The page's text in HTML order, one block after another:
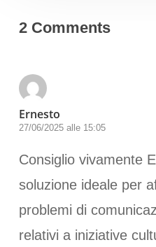
2 Comments
Ernesto
27/06/2025 alle 15:05
Consiglio vivamente
soluzione ideale per
problemi di
relativi a iniziative